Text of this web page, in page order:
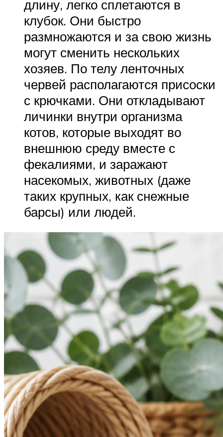
длину, легко сплетаются в
клубок. Они быстро
размножаются и за свою жизнь
могут сменить нескольких
хозяев. По телу ленточных
червей располагаются присоски
с крючками. Они откладывают
личинки внутри организма
котов, которые выходят во
внешнюю среду вместе с
фекалиями, и заражают
насекомых, животных (даже
таких крупных, как снежные
барсы) или людей.